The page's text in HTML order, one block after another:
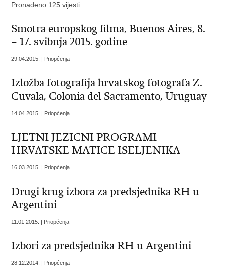
Pronađeno 125 vijesti.
Smotra europskog filma, Buenos Aires, 8.
– 17. svibnja 2015. godine
29.04.2015. | Priopćenja
Izložba fotografija hrvatskog fotografa Z.
Cuvala, Colonia del Sacramento, Uruguay
14.04.2015. | Priopćenja
LJETNI JEZICNI PROGRAMI
HRVATSKE MATICE ISELJENIKA
16.03.2015. | Priopćenja
Drugi krug izbora za predsjednika RH u
Argentini
11.01.2015. | Priopćenja
Izbori za predsjednika RH u Argentini
28.12.2014. | Priopćenja